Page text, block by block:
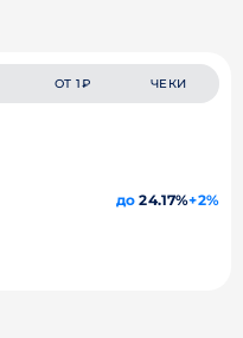
ОТ 1₽ ЧЕКИ
до 24.17%+2%